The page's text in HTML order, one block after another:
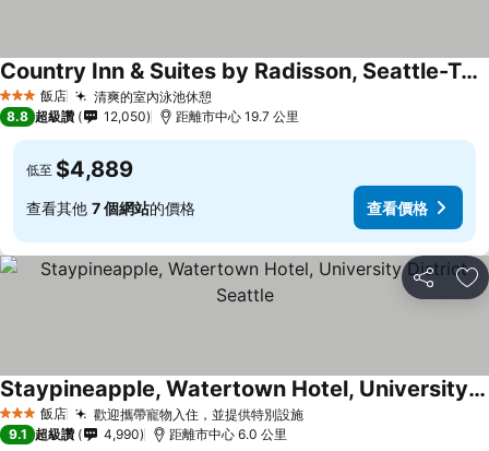
3 星級 飯店 清爽的室內泳池休憩
Country Inn & Suites by Radisson, Seattle-Tacoma International Airport, WA
8.8 超級讚 12,050 距離市中心 19.7 公里
低至 $4,889
查看其他 7 個網站的價格 查看價格
分享 加
3 星級 飯店 歡迎攜帶寵物入住，並提供特別設施
Staypineapple, Watertown Hotel, University District Seattle
9.1 超級讚 4,990 距離市中心 6.0 公里